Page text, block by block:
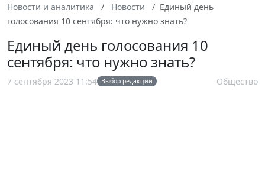
Новости и аналитика Новости
Единый день
голосования 10 сентября: что нужно знать?
Единый день голосования 10
сентября: что нужно знать?
7 сентября 2023 11:54 Выбор редакции Общество